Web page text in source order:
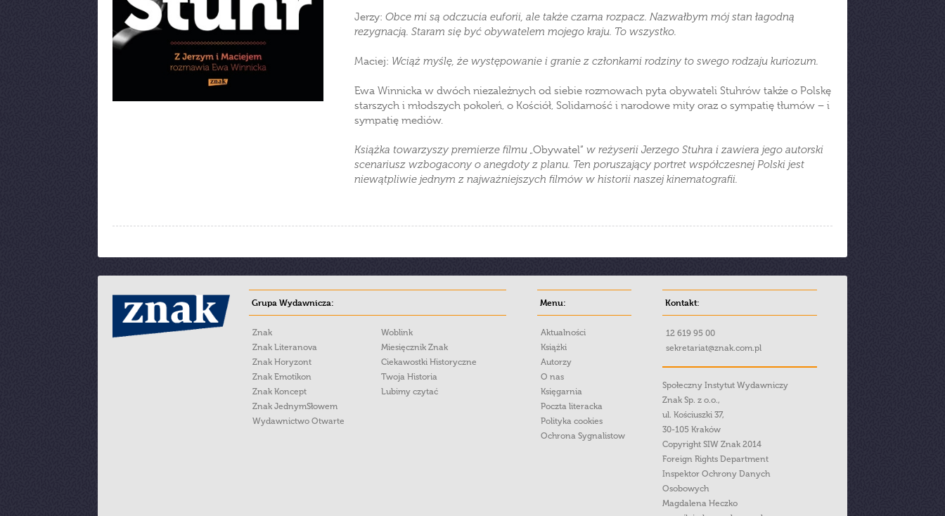
Jerzy: Obce mi są odczucia euforii, ale także czarna rozpacz. Nazwałbym mój stan łagodną
rezygnacją. Staram się być obywatelem mojego kraju. To wszystko.
Maciej: Wciąż myślę, że występowanie i granie z członkami rodziny to swego rodzaju kuriozum.
Ewa Winnicka w dwóch niezależnych od siebie rozmowach pyta obywateli Stuhrów także o Polskę
starszych i młodszych pokoleń, o Kościół, Solidarność i narodowe mity oraz o sympatię tłumów − i
sympatię mediów.
Książka towarzyszy premierze filmu „Obywatel” w reżyserii Jerzego Stuhra i zawiera jego autorski
scenariusz wzbogacony o anegdoty z planu. Ten poruszający portret współczesnej Polski jest
niewątpliwie jednym z najważniejszych filmów w historii naszej kinematografii.
Grupa Wydawnicza:
Znak
Znak Literanova
Znak Horyzont
Znak Emotikon
Znak Koncept
Znak JednymSłowem
Wydawnictwo Otwarte
Woblink
Miesięcznik Znak
Ciekawostki Historyczne
Twoja Historia
Lubimy czytać
Menu:
Aktualności
Książki
Autorzy
O nas
Księgarnia
Poczta literacka
Polityka cookies
Ochrona Sygnalistow
Kontakt:
12 619 95 00
sekretariat@znak.com.pl
Społeczny Instytut Wydawniczy
Znak Sp. z o.o.,
ul. Kościuszki 37,
30-105 Kraków
Copyright SIW Znak 2014
Foreign Rights Department
Inspektor Ochrony Danych
Osobowych
Magdalena Heczko